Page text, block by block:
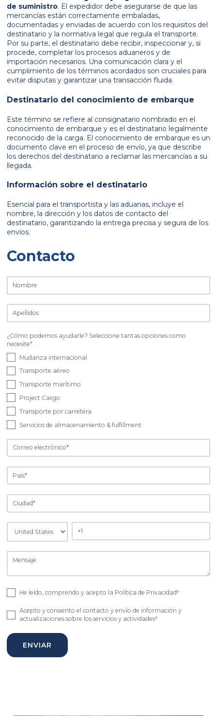
de suministro. El expedidor debe asegurarse de que las
mercancías están correctamente embaladas,
documentadas y enviadas de acuerdo con los requisitos del
destinatario y la normativa legal que regula el transporte.
Por su parte, el destinatario debe recibir, inspeccionar y, si
procede, completar los procesos aduaneros y de
importación necesarios. Una comunicación clara y el
cumplimiento de los términos acordados son cruciales para
evitar disputas y garantizar una transacción fluida.
Destinatario del conocimiento de embarque
Este término se refiere al consignatario nombrado en el
conocimiento de embarque y es el destinatario legalmente
reconocido de la carga. El conocimiento de embarque es un
documento clave en el proceso de envío, ya que describe
los derechos del destinatario a reclamar las mercancías a su
llegada.
Información sobre el destinatario
Esencial para el transportista y las aduanas, incluye el
nombre, la dirección y los datos de contacto del
destinatario, garantizando la entrega precisa y segura de los
envíos.
Contacto
¿Cómo podemos ayudarle? Seleccione tantas opciones como
necesite*
Mudanza internacional
Transporte aéreo
Transporte marítimo
Project Cargo
Transporte por carretera
Servicios de almacenamiento & fulfillment
He leído, comprendo y acepto la Política de Privacidad*
Acepto y consiento el contacto y envío de información y
actualizaciones sobre los servicios y actividades*